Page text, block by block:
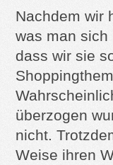
Nachdem wir
was man
dass wir sie
überzogen
nicht.
Weise ihren